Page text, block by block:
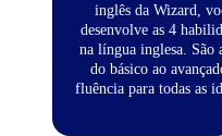
inglês da Wizard,
desenvolve as 4
na língua inglesa. São
do básico ao
fluência para todas as